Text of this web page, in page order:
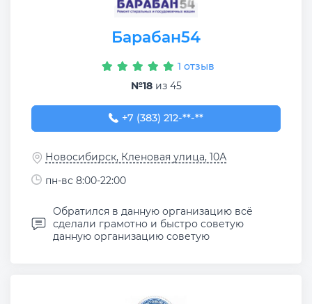
Барабан54
1 отзыв
№18из 45
+7 (383) 212-76-33
+7 (383) 212-**-**
Новосибирск, Кленовая улица, 10А
пн-вс 8:00-22:00
Обратился в данную организацию всё
сделали грамотно и быстро советую
данную организацию советую